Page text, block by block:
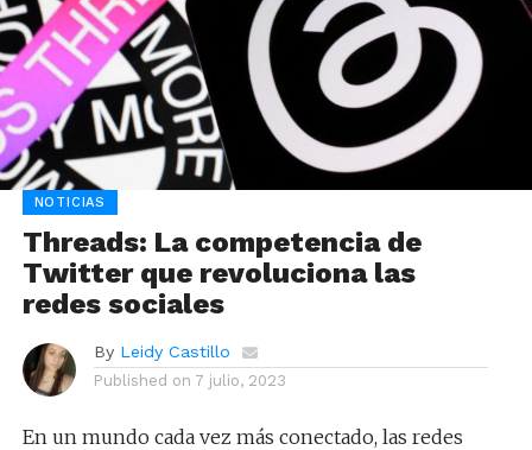
NOTICIAS
Threads: La competencia de
Twitter que revoluciona las
redes sociales
By Leidy Castillo
Published on 7 julio, 2023
En un mundo cada vez más conectado, las redes